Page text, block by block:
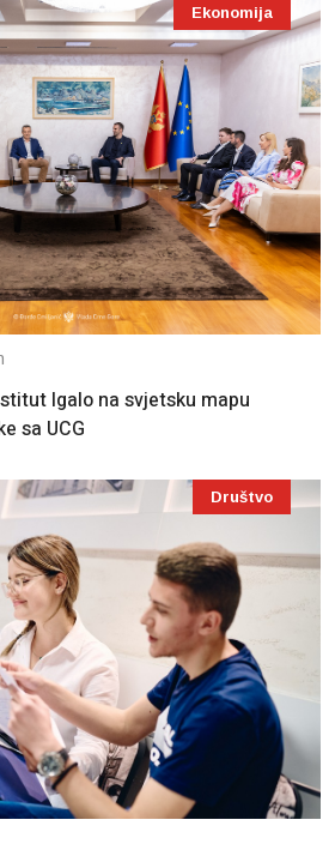
Ekonomija
Igalo na svjetsku mapu
sa UCG
Društvo